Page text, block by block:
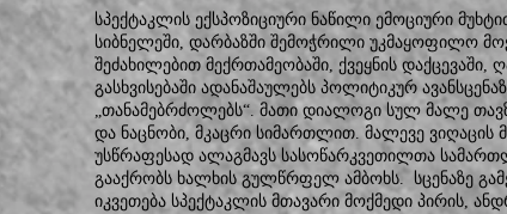
სპექტაკლის ექსპოზიციური ნაწილი ემოციური
სიბნელეში, დარბაზში შემოჭრილი უკმაყოფილო
შეძახილებით მექრთამეობაში, ქვეყნის
გასხვისებაში ადანაშაულებს პოლიტიკურ
„თანამებრძოლებს“. მათი დიალოგი სულ მალე
და ნაცნობი, მკაცრი სიმართლით. მალევე ვიღაცის
უსწრაფესად ალაგმავს სასოწარკვეთილთა
გააქრობს ხალხის გულწრფელ ამბოხს. სცენაზე
იკვეთება სპექტაკლის მთავარი მოქმედი პირის,